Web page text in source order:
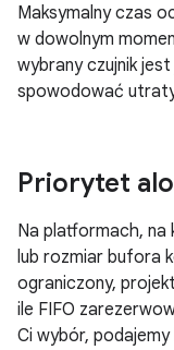
Maksymalny czas
w dowolnym
wybrany czujnik
spowodować
Priorytet
Na platformach,
lub rozmiar bufora
ograniczony,
ile FIFO
Ci wybór,